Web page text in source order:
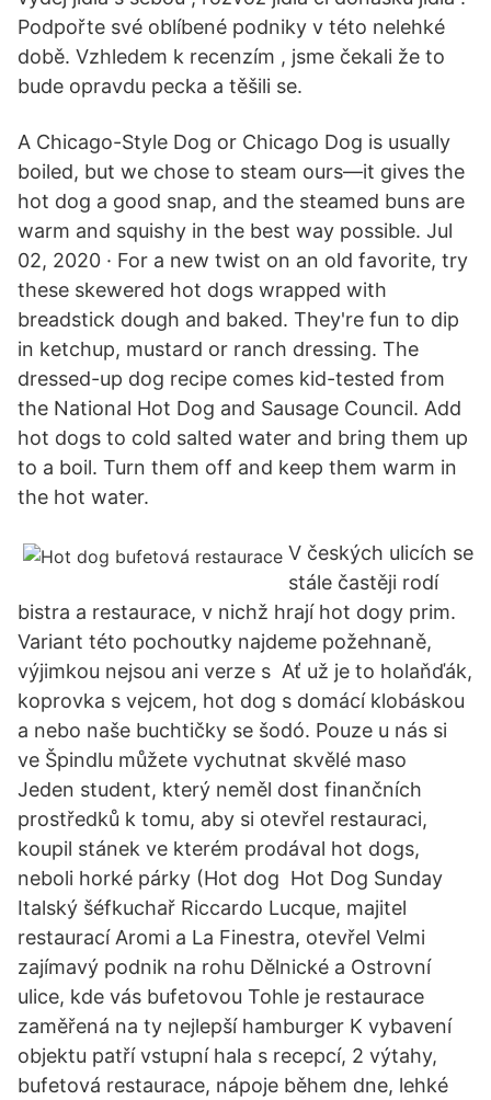
Podpořte své oblíbené podniky v této nelehké
době. Vzhledem k recenzím , jsme čekali že to
bude opravdu pecka a těšili se.
A Chicago-Style Dog or Chicago Dog is usually
boiled, but we chose to steam ours—it gives the
hot dog a good snap, and the steamed buns are
warm and squishy in the best way possible. Jul
02, 2020 · For a new twist on an old favorite, try
these skewered hot dogs wrapped with
breadstick dough and baked. They're fun to dip
in ketchup, mustard or ranch dressing. The
dressed-up dog recipe comes kid-tested from
the National Hot Dog and Sausage Council. Add
hot dogs to cold salted water and bring them up
to a boil. Turn them off and keep them warm in
the hot water.
V českých ulicích se
stále častěji rodí
bistra a restaurace, v nichž hrají hot dogy prim.
Variant této pochoutky najdeme požehnaně,
výjimkou nejsou ani verze s Ať už je to holaňďák,
koprovka s vejcem, hot dog s domácí klobáskou
a nebo naše buchtičky se šodó. Pouze u nás si
ve Špindlu můžete vychutnat skvělé maso
Jeden student, který neměl dost finančních
prostředků k tomu, aby si otevřel restauraci,
koupil stánek ve kterém prodával hot dogs,
neboli horké párky (Hot dog Hot Dog Sunday
Italský šéfkuchař Riccardo Lucque, majitel
restaurací Aromi a La Finestra, otevřel Velmi
zajímavý podnik na rohu Dělnické a Ostrovní
ulice, kde vás bufetovou Tohle je restaurace
zaměřená na ty nejlepší hamburger K vybavení
objektu patří vstupní hala s recepcí, 2 výtahy,
bufetová restaurace, nápoje během dne, lehké